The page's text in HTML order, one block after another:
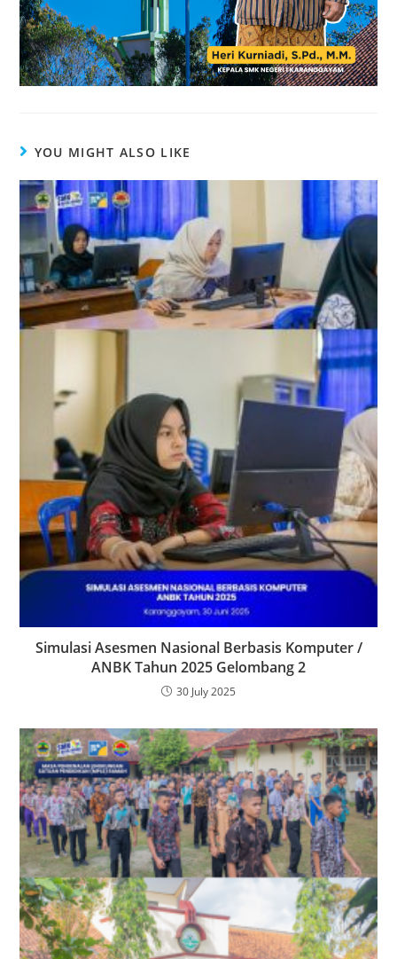
YOU MIGHT ALSO LIKE
Simulasi Asesmen Nasional Berbasis Komputer /
ANBK Tahun 2025 Gelombang 2
30 July 2025